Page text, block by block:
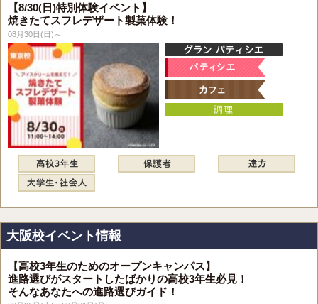
【8/30(日)特別体験イベント】
焼きたてスフレデザート製菓体験！
08月30日(日)～
大阪校イベント情報
【高校3年生のためのオープンキャンパス】
進路選びがスタートしたばかりの高校3年生必見！
そんなあなたへの進路選びガイド！